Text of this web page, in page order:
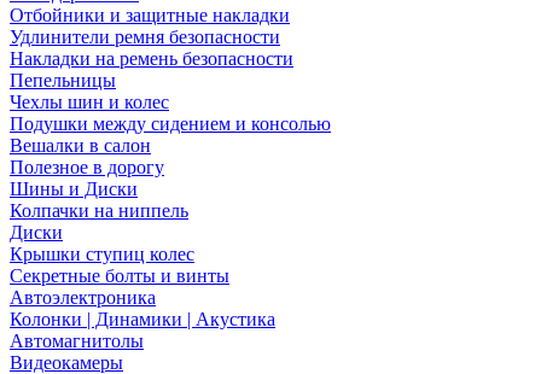
Отбойники и защитные накладки
Удлинители ремня безопасности
Накладки на ремень безопасности
Пепельницы
Чехлы шин и колес
Подушки между сидением и консолью
Вешалки в салон
Полезное в дорогу
Шины и Диски
Колпачки на ниппель
Диски
Крышки ступиц колес
Секретные болты и винты
Автоэлектроника
Колонки | Динамики | Акустика
Автомагнитолы
Видеокамеры